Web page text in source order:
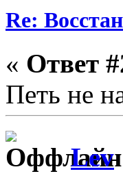
Re:
« Ответ
Петь не
Lev